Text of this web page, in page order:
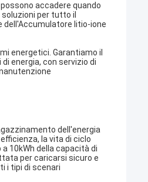
accadere quando
per tutto il
dell'Accumulatore litio-ione
energetici. Garantiamo il
energia, con servizio di
dell'energia
la vita di ciclo
10kWh della capacità di
per caricarsi sicuro e
i tipi di scenari